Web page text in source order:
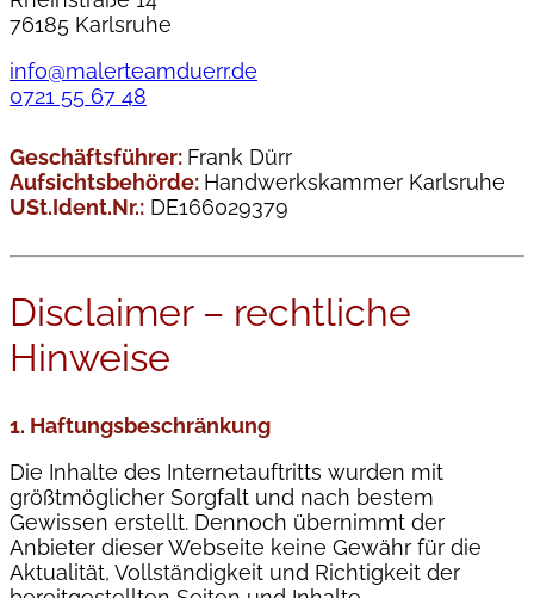
76185 Karlsruhe
info@malerteamduerr.de
0721 55 67 48
Geschäftsführer: Frank Dürr
Aufsichtsbehörde: Handwerkskammer Karlsruhe
USt.Ident.Nr.: DE166029379
Disclaimer – rechtliche
Hinweise
1. Haftungsbeschränkung
Die Inhalte des Internetauftritts wurden mit
größtmöglicher Sorgfalt und nach bestem
Gewissen erstellt. Dennoch übernimmt der
Anbieter dieser Webseite keine Gewähr für die
Aktualität, Vollständigkeit und Richtigkeit der